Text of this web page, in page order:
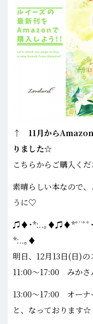
↑ 11月からAmazon
りました☆
こちらからご購入く
素晴らしい本なので
うに♡
♫♦･*:..｡♦♫♦*ﾟ¨ﾟﾟ
*:..｡♦
明日、12月13日(日)の
11:00～17:00 みかさ
13:00～17:00 オーナ
と、なっております☆